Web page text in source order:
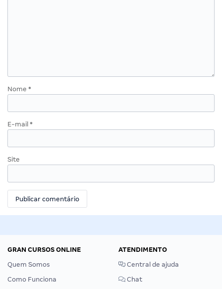
Nome *
E-mail *
Site
GRAN CURSOS ONLINE
Quem Somos
Como Funciona
ATENDIMENTO
Central de ajuda
Chat